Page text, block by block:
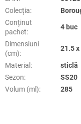
Colecția:
Conținut
pachet:
4 buc
Dimensiuni
(cm):
21.5 x
Material :
sticlă
Sezon:
SS20
Volum (ml): 285